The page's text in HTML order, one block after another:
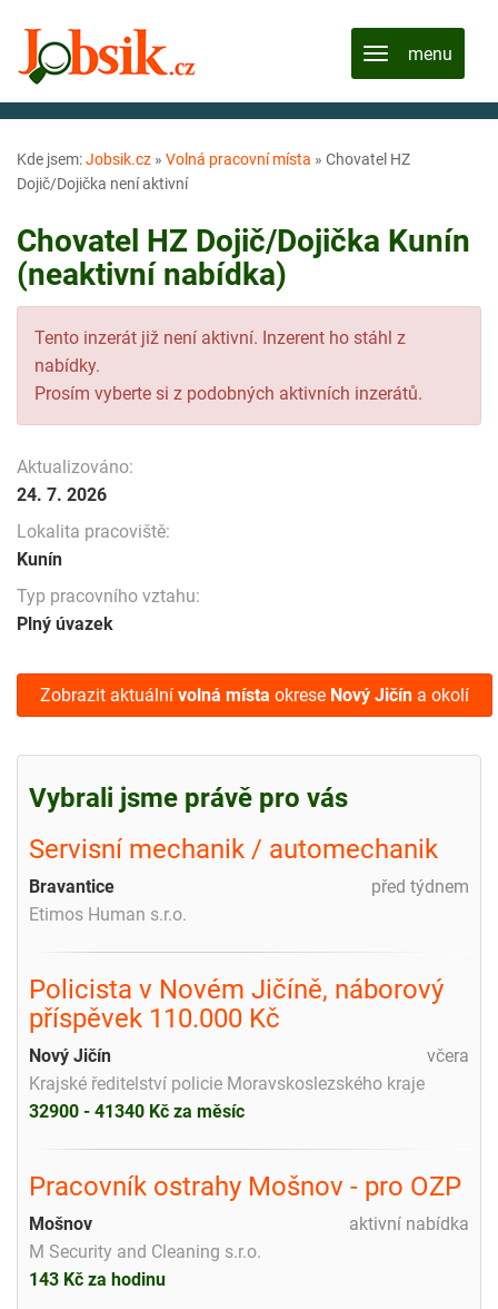
Kde jsem:Jobsik.cz » Volná pracovní místa » Chovatel HZ
Dojič/Dojička není aktivní
Chovatel HZ Dojič/Dojička Kunín
(neaktivní nabídka)
Tento inzerát již není aktivní. Inzerent ho stáhl z
nabídky.
Prosím vyberte si z podobných aktivních inzerátů.
Aktualizováno:
24. 7. 2026
Lokalita pracoviště:
Kunín
Typ pracovního vztahu:
Plný úvazek
Zobrazit aktuální volná místa okrese Nový Jičín a okolí
Vybrali jsme právě pro vás
Servisní mechanik / automechanik
před týdnem
Bravantice
Etimos Human s.r.o.
Policista v Novém Jičíně, náborový
příspěvek 110.000 Kč
včera
Nový Jičín
Krajské ředitelství policie Moravskoslezského kraje
32900 - 41340 Kč za měsíc
Pracovník ostrahy Mošnov - pro OZP
aktivní nabídka
Mošnov
M Security and Cleaning s.r.o.
143 Kč za hodinu